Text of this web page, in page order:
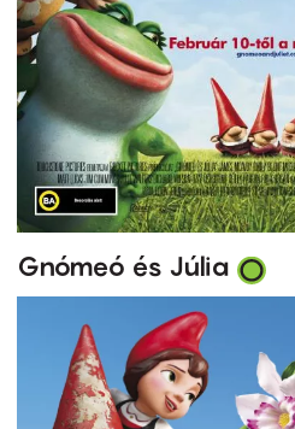
Gnómeó és Júlia